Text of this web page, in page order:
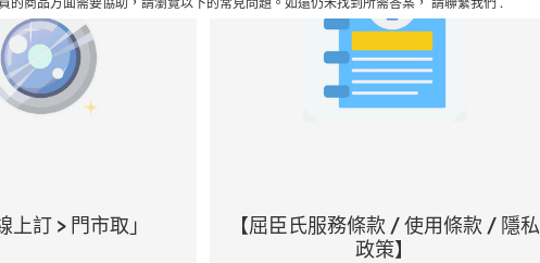
的商品方面需要協助，請瀏覽以下的常見問題。如還仍未找到所需答案， 請聯繫我們 .
上訂 > 門市取」
【屈臣氏服務條款 / 使用條款 / 隱私
政策】